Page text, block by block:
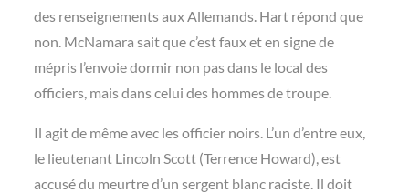
des renseignements aux Allemands. Hart répond que
non. McNamara sait que c’est faux et en signe de
mépris l’envoie dormir non pas dans le local des
officiers, mais dans celui des hommes de troupe.
Il agit de même avec les officier noirs. L’un d’entre eux,
le lieutenant Lincoln Scott (Terrence Howard), est
accusé du meurtre d’un sergent blanc raciste. Il doit